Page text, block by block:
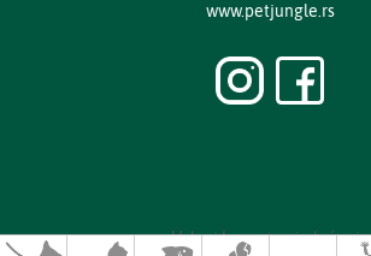
www.petjungle.rs
Uslovi kupovine i plaćanja